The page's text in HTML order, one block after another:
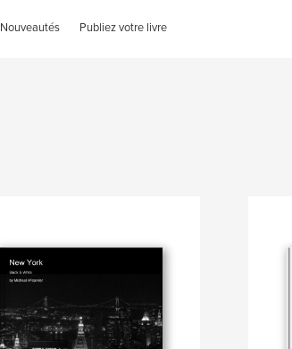
Nouveautés Publiez votre livre